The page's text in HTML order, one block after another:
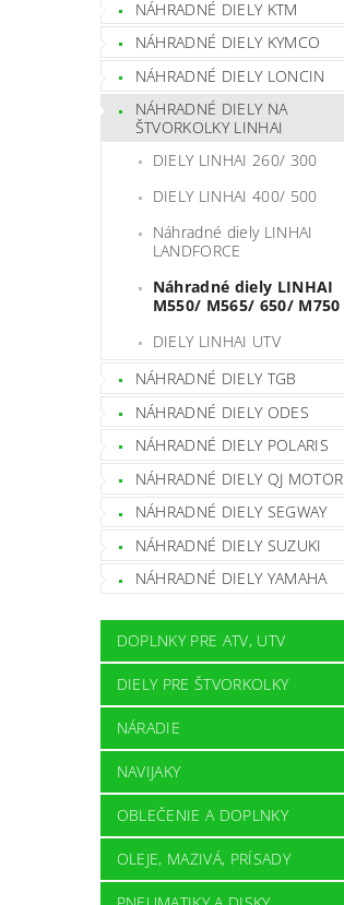
NÁHRADNÉ DIELY KTM
NÁHRADNÉ DIELY KYMCO
NÁHRADNÉ DIELY LONCIN
NÁHRADNÉ DIELY NA
ŠTVORKOLKY LINHAI
DIELY LINHAI 260/ 300
DIELY LINHAI 400/ 500
Náhradné diely LINHAI
LANDFORCE
Náhradné diely LINHAI
M550/ M565/ 650/ M750
DIELY LINHAI UTV
NÁHRADNÉ DIELY TGB
NÁHRADNÉ DIELY ODES
NÁHRADNÉ DIELY POLARIS
NÁHRADNÉ DIELY QJ MOTOR
NÁHRADNÉ DIELY SEGWAY
NÁHRADNÉ DIELY SUZUKI
NÁHRADNÉ DIELY YAMAHA
DOPLNKY PRE ATV, UTV
DIELY PRE ŠTVORKOLKY
NÁRADIE
NAVIJAKY
OBLEČENIE A DOPLNKY
OLEJE, MAZIVÁ, PRÍSADY